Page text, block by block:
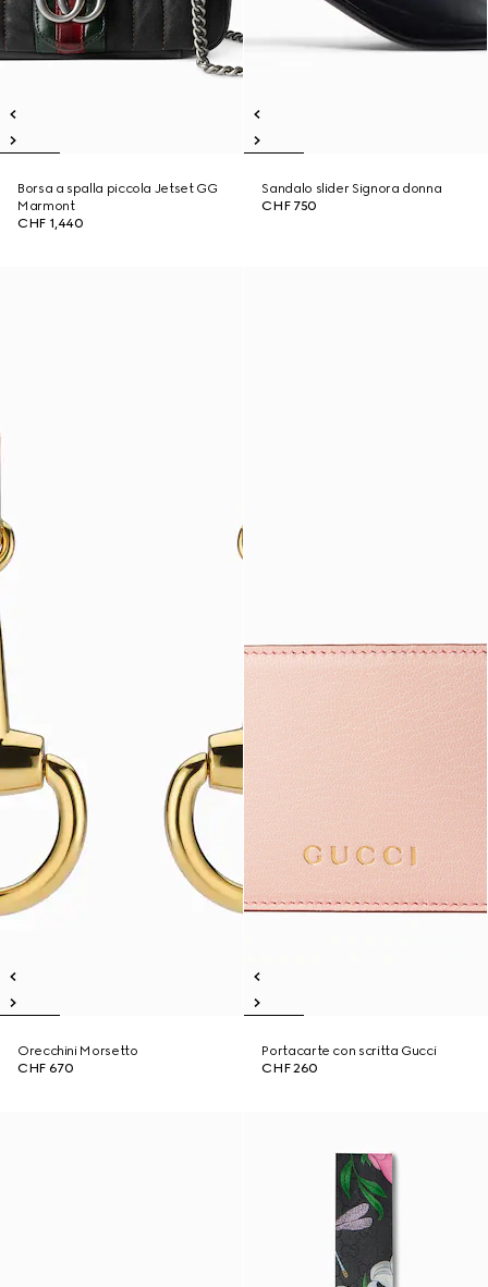
Borsa a spalla piccola Jetset GG
Marmont
CHF 1,440
Sandalo slider Signora donna
CHF 750
Orecchini Morsetto
CHF 670
Portacarte con scritta Gucci
CHF 260